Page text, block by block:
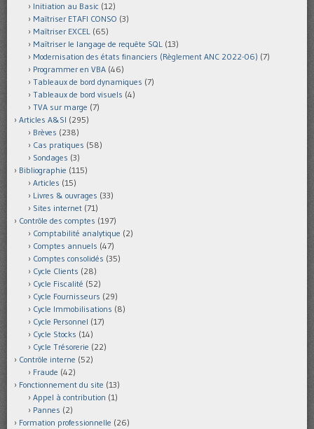
Initiation au Basic (12)
Maîtriser ETAFI CONSO (3)
Maîtriser EXCEL (65)
Maîtriser le langage de requête SQL (13)
Modernisation des états financiers (Règlement ANC 2022-06) (7)
Programmer en VBA (46)
Tableaux de bord dynamiques (7)
Tableaux de bord visuels (4)
TVA sur marge (7)
Articles A&SI (295)
Brèves (238)
Cas pratiques (58)
Sondages (3)
Bibliographie (115)
Articles (15)
Livres & ouvrages (33)
Sites internet (71)
Contrôle des comptes (197)
Comptabilité analytique (2)
Comptes annuels (47)
Comptes consolidés (35)
Cycle Clients (28)
Cycle Fiscalité (52)
Cycle Fournisseurs (29)
Cycle Immobilisations (8)
Cycle Personnel (17)
Cycle Stocks (14)
Cycle Trésorerie (22)
Contrôle interne (52)
Fraude (42)
Fonctionnement du site (13)
Appel à contribution (1)
Pannes (2)
Formation professionnelle (26)